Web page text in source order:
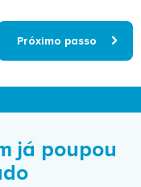
Próximo passo
já poupou